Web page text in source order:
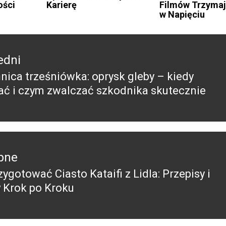
Karierę
Filmów
w Napięciu
trześniówka: oprysk gleby – kiedy
i czym zwalczać szkodnika skutecznie
Ciasto Kataifi z Lidla: Przepisy i
Krok po Kroku